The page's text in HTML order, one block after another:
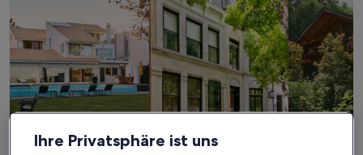
Ferienhaus Ferienwohnung/Apartment
Ihre Privatsphäre ist uns